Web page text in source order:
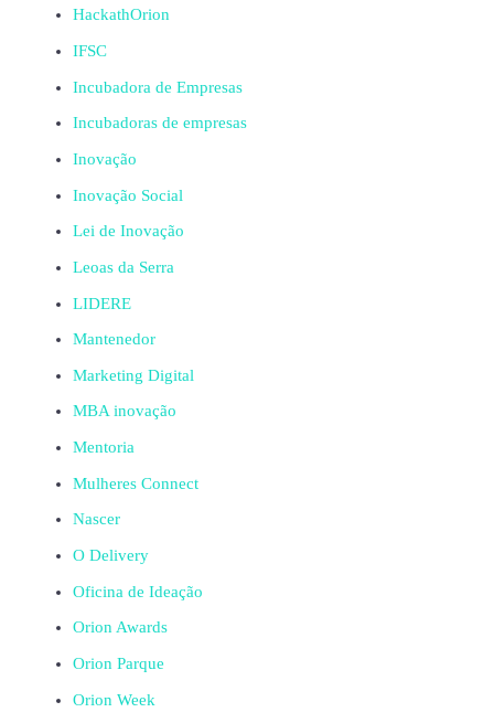
HackathOrion
IFSC
Incubadora de Empresas
Incubadoras de empresas
Inovação
Inovação Social
Lei de Inovação
Leoas da Serra
LIDERE
Mantenedor
Marketing Digital
MBA inovação
Mentoria
Mulheres Connect
Nascer
O Delivery
Oficina de Ideação
Orion Awards
Orion Parque
Orion Week